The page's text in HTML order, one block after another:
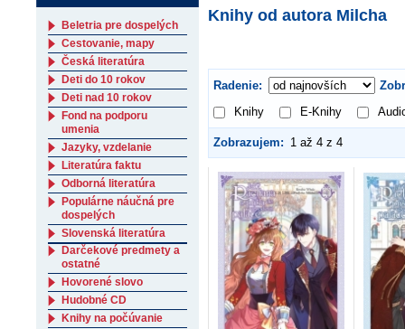
Knihy od autora Milcha
Radenie:
Knihy
E-Knihy
Zobrazujem: 1 až 4 z 4
Beletria pre dospelých
Cestovanie, mapy
Česká literatúra
Deti do 10 rokov
Deti nad 10 rokov
Fond na podporu
umenia
Jazyky, vzdelanie
Literatúra faktu
Odborná literatúra
Populárne náučná pre
dospelých
Slovenská literatúra
Darčekové predmety a
ostatné
Hovorené slovo
Hudobné CD
Knihy na počúvanie